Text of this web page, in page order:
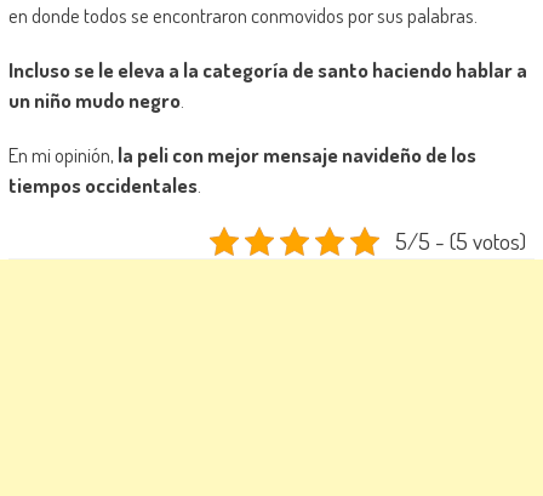
en donde todos se encontraron conmovidos por sus palabras.
Incluso se le eleva a la categoría de santo haciendo hablar a
un niño mudo negro.
En mi opinión, la peli con mejor mensaje navideño de los
tiempos occidentales.
5/5 - (5 votos)